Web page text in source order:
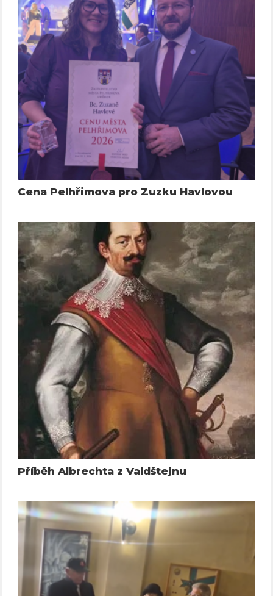
Cena Pelhřimova pro Zuzku Havlovou
Příběh Albrechta z Valdštejnu